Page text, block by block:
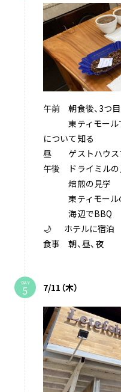
午前 朝食後、3つ
東ティモールで
について知る
昼 ゲストハウス
午後 ドライミルの
焙煎の見学
東ティモールの
海辺でBBQ
🌙 ホテルに宿泊
食事 朝、昼、夜
DAY 7/11（木）